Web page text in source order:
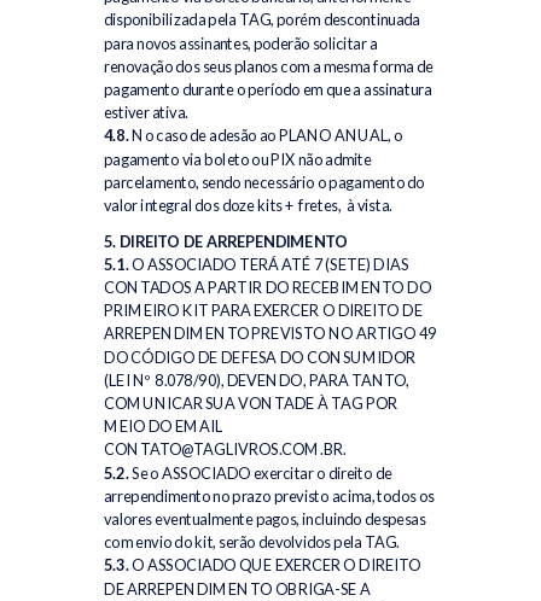
disponibilizada pela TAG, porém descontinuada
para novos assinantes, poderão solicitar a
renovação dos seus planos com a mesma forma de
pagamento durante o período em que a assinatura
estiver ativa.
4.8.No caso de adesão ao PLANO ANUAL, o
pagamento via boleto ou PIX não admite
parcelamento, sendo necessário o pagamento do
valor integral dos doze kits + fretes, à vista.
5. DIREITO DE ARREPENDIMENTO
5.1.O ASSOCIADO TERÁ ATÉ 7 (SETE) DIAS
CONTADOS A PARTIR DO RECEBIMENTO DO
PRIMEIRO KIT PARA EXERCER O DIREITO DE
ARREPENDIMENTO PREVISTO NO ARTIGO 49
DO CÓDIGO DE DEFESA DO CONSUMIDOR
(LEI Nº 8.078/90), DEVENDO, PARA TANTO,
COMUNICAR SUA VONTADE À TAG POR
MEIO DO EMAIL
CONTATO@TAGLIVROS.COM.BR.
5.2.Se o ASSOCIADO exercitar o direito de
arrependimento no prazo previsto acima, todos os
valores eventualmente pagos, incluindo despesas
com envio do kit, serão devolvidos pela TAG.
5.3.O ASSOCIADO QUE EXERCER O DIREITO
DE ARREPENDIMENTO OBRIGA-SE A